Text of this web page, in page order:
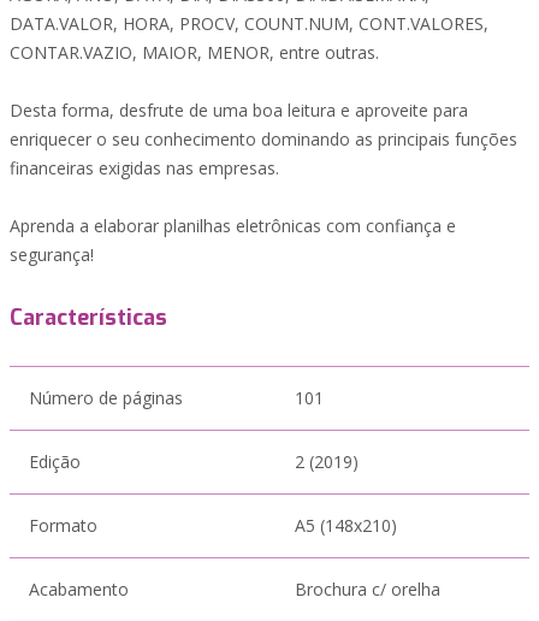
DATA.VALOR, HORA, PROCV, COUNT.NUM, CONT.VALORES,
CONTAR.VAZIO, MAIOR, MENOR, entre outras.
Desta forma, desfrute de uma boa leitura e aproveite para
enriquecer o seu conhecimento dominando as principais funções
financeiras exigidas nas empresas.
Aprenda a elaborar planilhas eletrônicas com confiança e
segurança!
Características
Número de páginas 101
Edição 2 (2019)
Formato A5 (148x210)
Acabamento Brochura c/ orelha